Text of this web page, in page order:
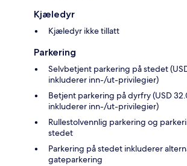
Kjæledyr
Kjæledyr ikke tillatt
Parkering
Selvbetjent parkering på stedet
inkluderer inn-/ut-privilegier)
Betjent parkering på dyrfry (USD
inkluderer inn-/ut-privilegier)
Rullestolvennlig parkering og
stedet
Parkering på stedet inkluderer
gateparkering